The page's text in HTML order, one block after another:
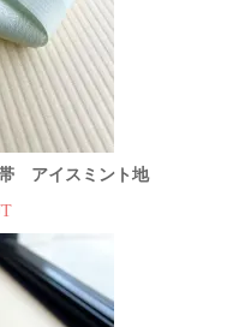
アイスミント地